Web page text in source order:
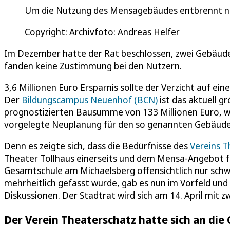
Um die Nutzung des Mensagebäudes entbrennt
Copyright: Archivfoto: Andreas Helfer
Im Dezember hatte der Rat beschlossen, zwei
fanden keine Zustimmung bei den Nutzern.
3,6 Millionen Euro Ersparnis sollte der Verzicht auf
Der Bildungscampus Neuenhof (BCN) ist das aktuell
prognostizierten Bausumme von 133 Millionen Euro,
vorgelegte Neuplanung für den so genannten
Denn es zeigte sich, dass die Bedürfnisse desVereins
Theater Tollhaus einerseits und dem Mensa-Angebot
Gesamtschule am Michaelsberg offensichtlich nur
mehrheitlich gefasst wurde, gab es nun im Vorfeld
Diskussionen. Der Stadtrat wird sich am 14. April mit
Der Verein Theaterschatz hatte sich an die